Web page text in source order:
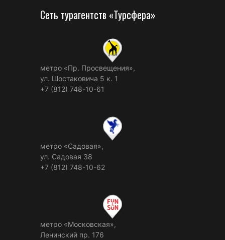
Сеть турагентств «Турсфера»
метро «Пр. Просвещения»,
ул. Шостаковича 5 к. 1
+7 (812) 748-10-61
метро «Садовая»,
ул. Садовая 38
+7 (812) 748-10-62
метро «Московская»,
Ленинский пр. 176